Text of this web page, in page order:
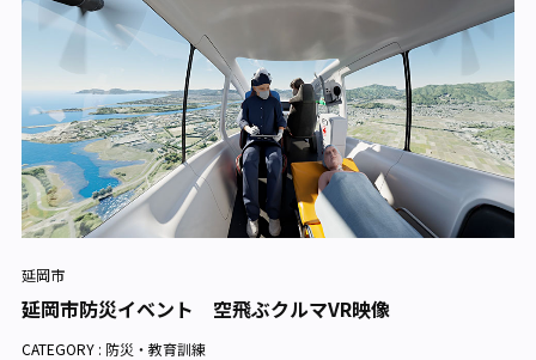
延岡市
延岡市防災イベント 空飛ぶクルマVR映像
CATEGORY : 防災・教育訓練